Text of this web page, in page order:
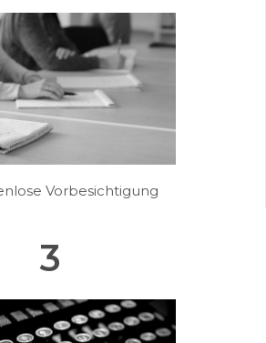
Vorbesichtigung
3